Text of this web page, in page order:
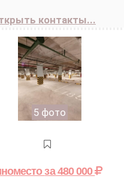
контакты...
5 фото
за 480 000